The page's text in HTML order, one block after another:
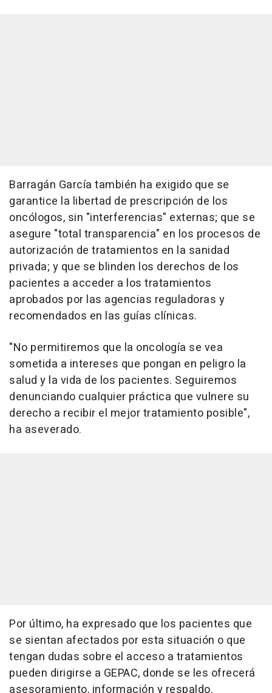
Barragán García también ha exigido que se
garantice la libertad de prescripción de los
oncólogos, sin "interferencias" externas; que se
asegure "total transparencia" en los procesos de
autorización de tratamientos en la sanidad
privada; y que se blinden los derechos de los
pacientes a acceder a los tratamientos
aprobados por las agencias reguladoras y
recomendados en las guías clínicas.
"No permitiremos que la oncología se vea
sometida a intereses que pongan en peligro la
salud y la vida de los pacientes. Seguiremos
denunciando cualquier práctica que vulnere su
derecho a recibir el mejor tratamiento posible",
ha aseverado.
Por último, ha expresado que los pacientes que
se sientan afectados por esta situación o que
tengan dudas sobre el acceso a tratamientos
pueden dirigirse a GEPAC, donde se les ofrecerá